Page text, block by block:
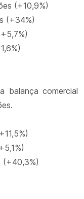
(+10,9%)
(+34%)
balança comercial
(+40,3%)